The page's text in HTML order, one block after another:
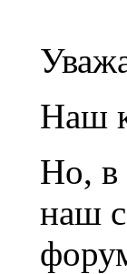
Наш
Но, в
наш